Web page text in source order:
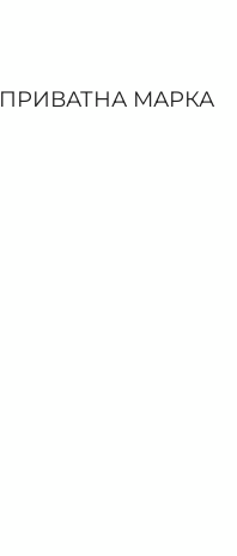
ПРИВАТНА МАРКА